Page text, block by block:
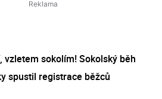
vzletem sokolím! Sokolský běh
spustil registrace běžců